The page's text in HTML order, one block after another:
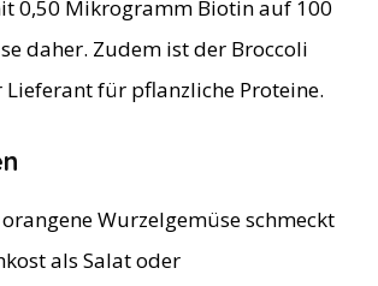
0,50 Mikrogramm Biotin auf 100
daher. Zudem ist der Broccoli
für pflanzliche Proteine.
Wurzelgemüse schmeckt
als Salat oder